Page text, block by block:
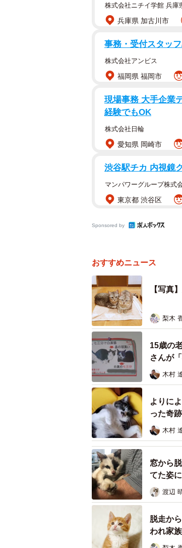
「にゃーちゃんは、私
なりました。当時は、
ています。でも、私は
しかし、2020年4月、
さんはふたりを家族と
保護後に起きたハプ
寄り添ってくつろぐおにい
その後、飼い主さんは
保護当時、ふたりは推
株式会社ニチイ学館 兵庫
兵庫県 加古川市
事務・受付スタッ
株式会社アンビス
福岡県 福岡市
現場事務 大手企業
経験でもOK
株式会社日輪
愛知県 岡崎市
渋谷駅チカ 内視鏡
マンパワーグループ株式
東京都 渋谷区
Sponsored by
おすすめニュース
【写真
梨木
15歳の
さんが
木村
よりに
った奇
木村
窓から
てた姿
渡辺
脱走か
われ家